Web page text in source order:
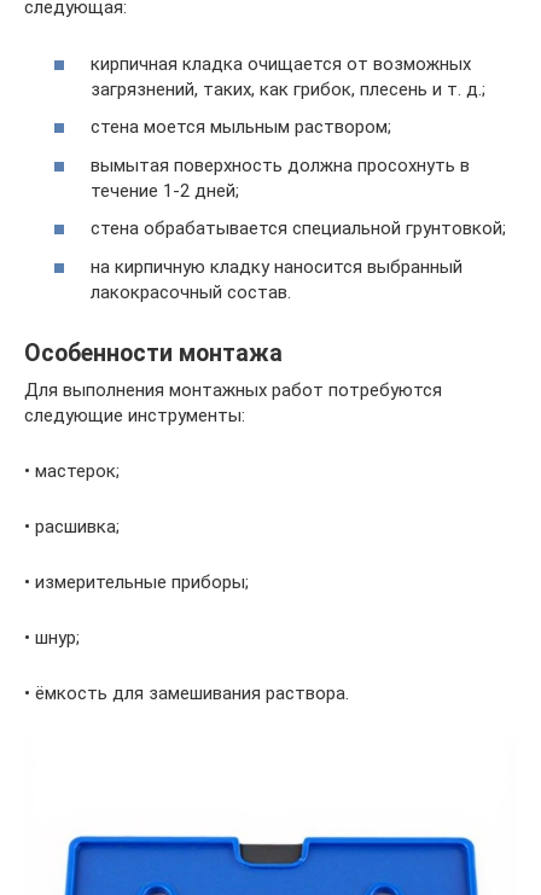
следующая:
кирпичная кладка очищается от возможных
загрязнений, таких, как грибок, плесень и т. д.;
стена моется мыльным раствором;
вымытая поверхность должна просохнуть в
течение 1-2 дней;
стена обрабатывается специальной грунтовкой;
на кирпичную кладку наносится выбранный
лакокрасочный состав.
Особенности монтажа
Для выполнения монтажных работ потребуются
следующие инструменты:
• мастерок;
• расшивка;
• измерительные приборы;
• шнур;
• ёмкость для замешивания раствора.